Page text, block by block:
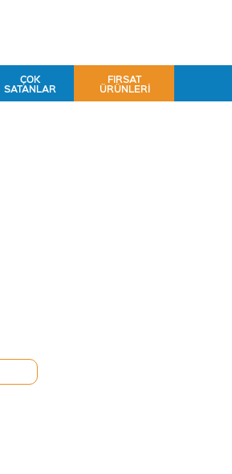
ÇOK
SATANLAR
FIRSAT
ÜRÜNLERI